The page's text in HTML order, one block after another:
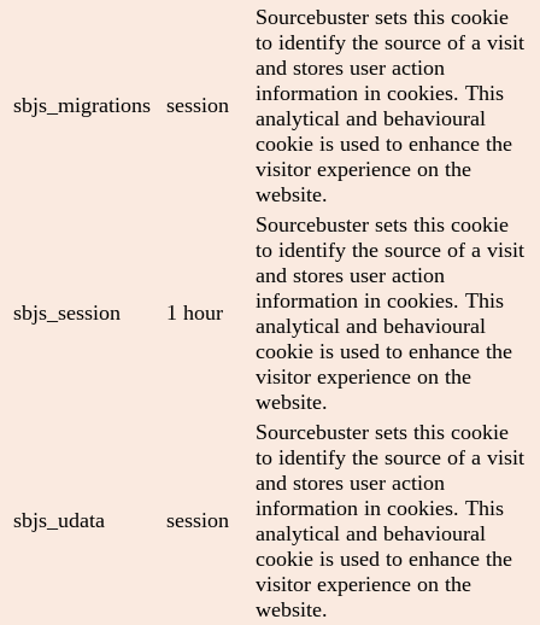
sbjs_migrations session
Sourcebuster sets this cookie
to identify the source of a visit
and stores user action
information in cookies. This
analytical and behavioural
cookie is used to enhance the
visitor experience on the
website.
sbjs_session 1 hour
Sourcebuster sets this cookie
to identify the source of a visit
and stores user action
information in cookies. This
analytical and behavioural
cookie is used to enhance the
visitor experience on the
website.
sbjs_udata session
Sourcebuster sets this cookie
to identify the source of a visit
and stores user action
information in cookies. This
analytical and behavioural
cookie is used to enhance the
visitor experience on the
website.